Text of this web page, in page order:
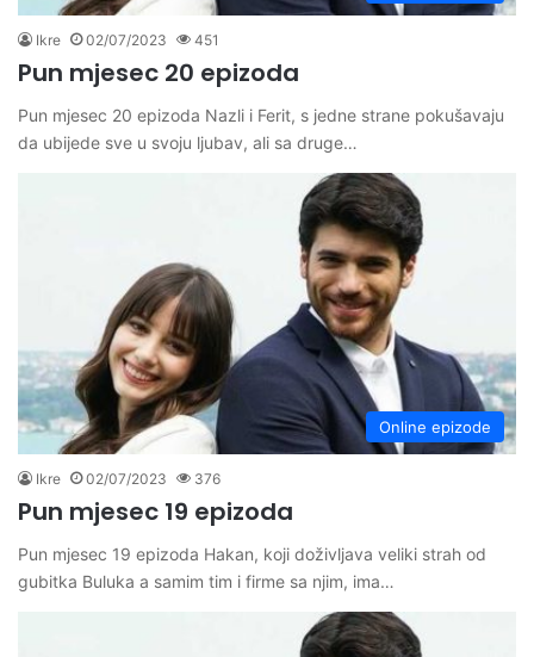
Ikre 02/07/2023 451
Pun mjesec 20 epizoda
Pun mjesec 20 epizoda Nazli i Ferit, s jedne strane pokušavaju
da ubijede sve u svoju ljubav, ali sa druge…
Online epizode
Ikre 02/07/2023 376
Pun mjesec 19 epizoda
Pun mjesec 19 epizoda Hakan, koji doživljava veliki strah od
gubitka Buluka a samim tim i firme sa njim, ima…